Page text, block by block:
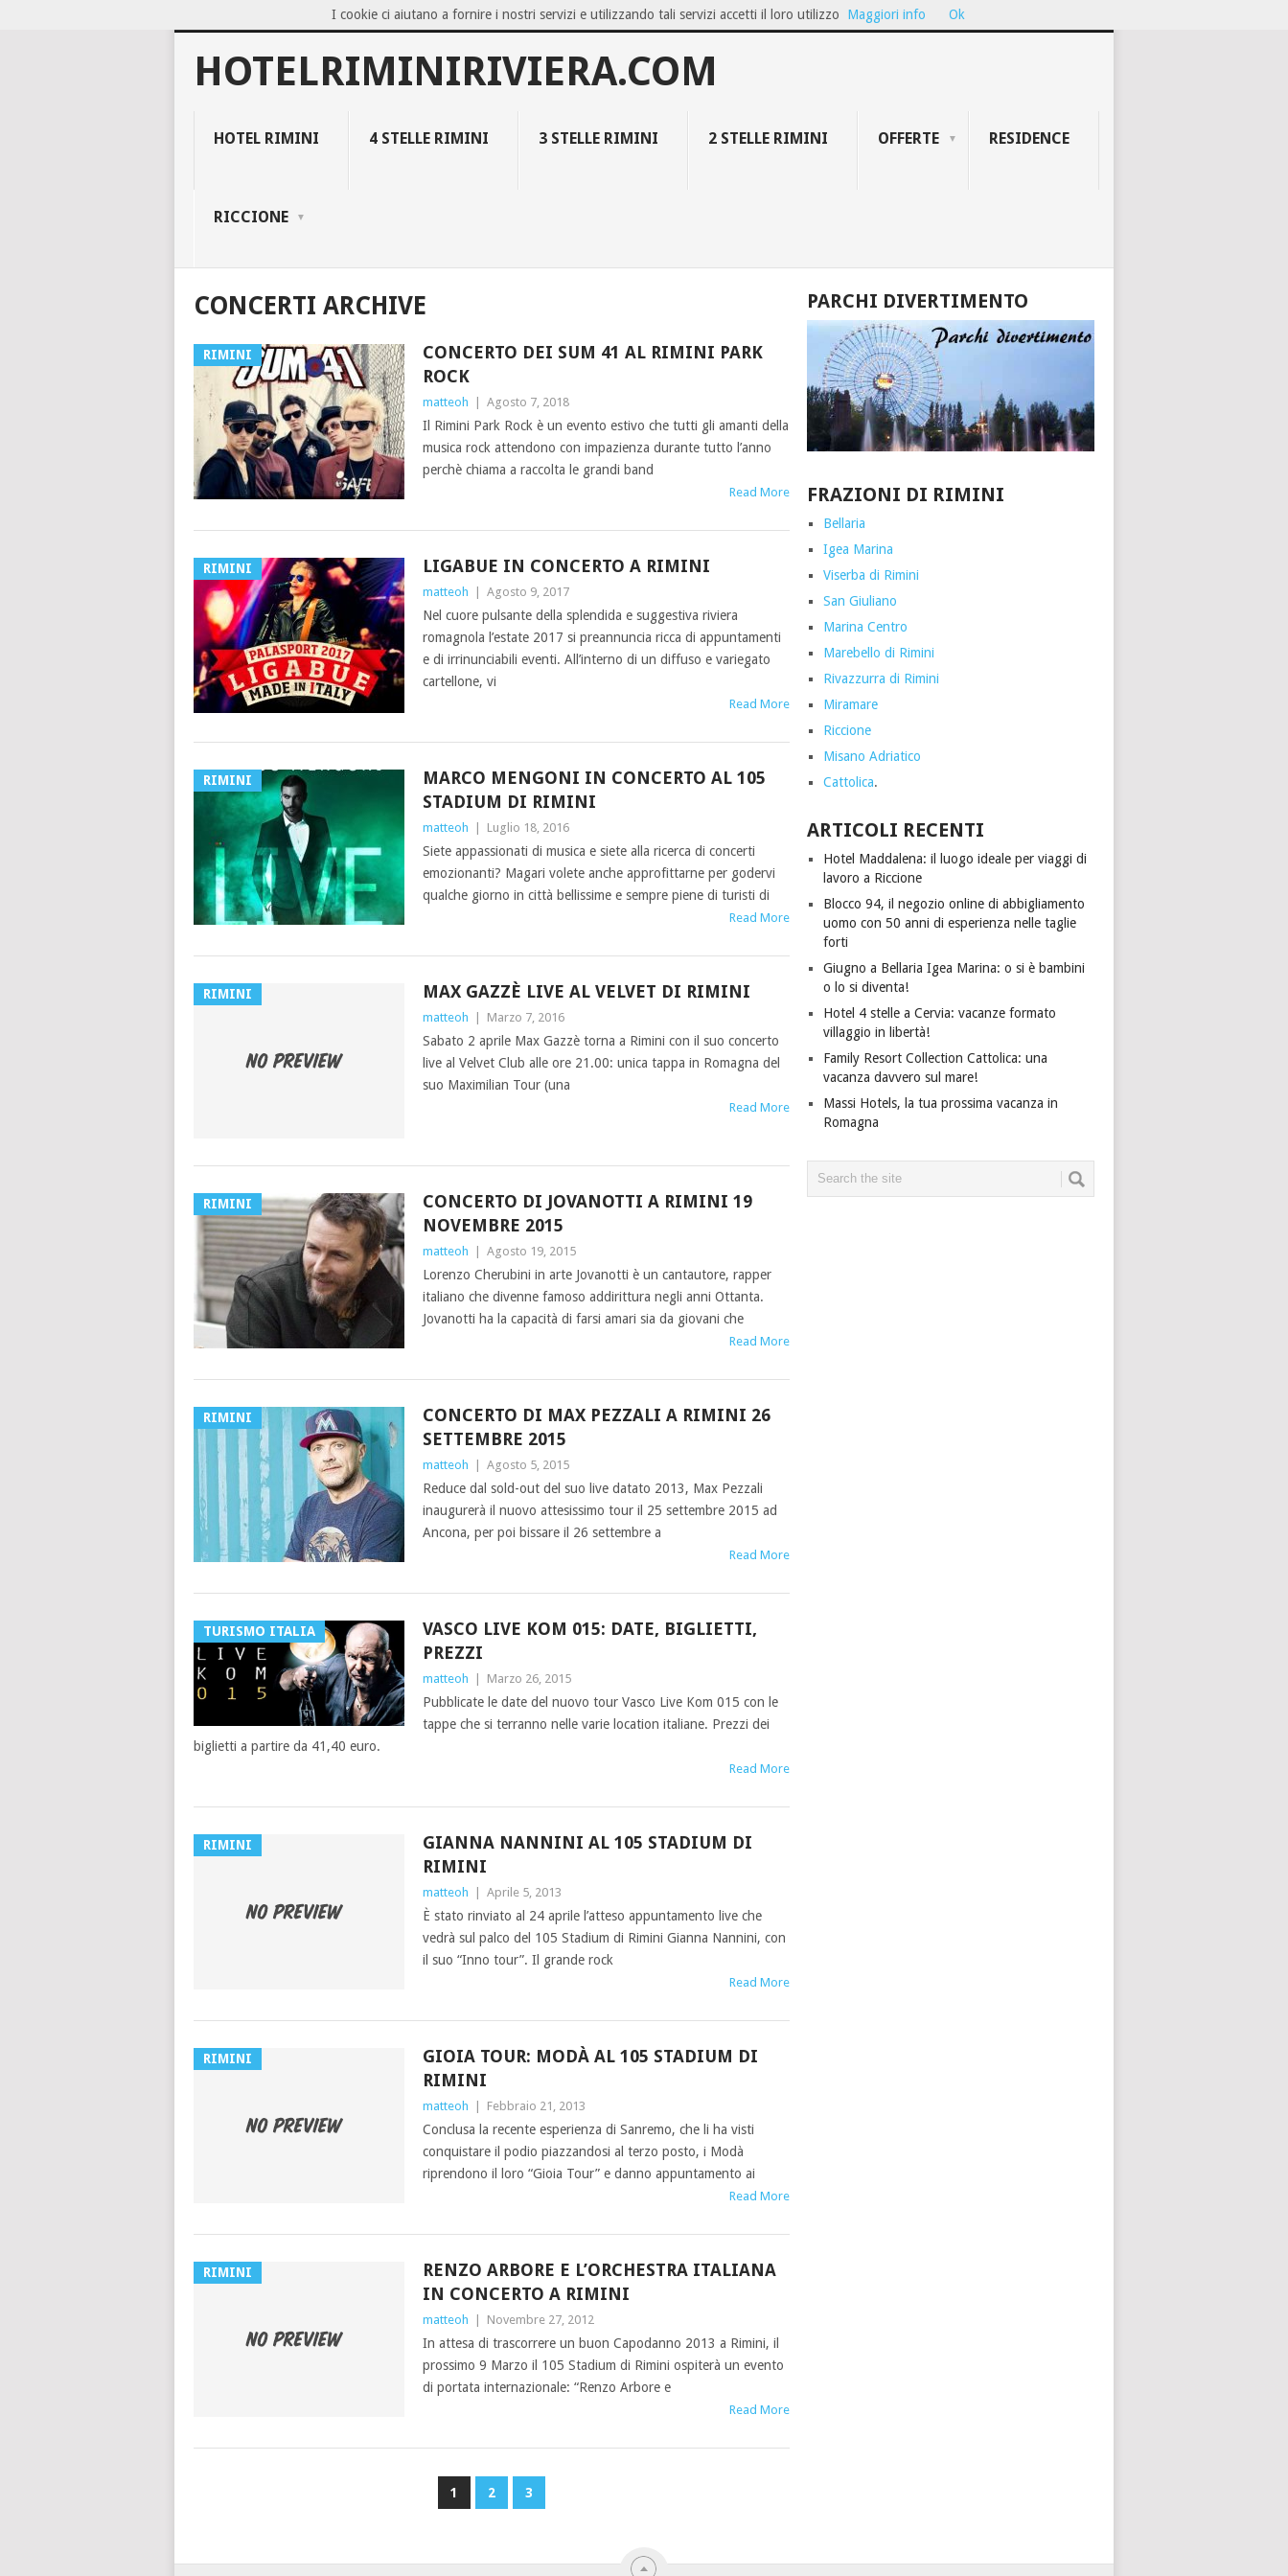
BLOCCO 94, IL NEGOZIO ON... GIUGNO A BELLARIA IGEA M... FAMILY RESORT COLLECTION... TEATRO GALLI DI RIMINI: ...
HOTELRIMINIRIVIERA.COM
HOTEL RIMINI 4 STELLE RIMINI 3 STELLE RIMINI 2 STELLE RIMINI OFFERTE RESIDENCE
RICCIONE
CONCERTI ARCHIVE
RIMINI
CONCERTO DEI SUM 41 AL RIMINI PARK
ROCK
matteoh Agosto 7, 2018
Il Rimini Park Rock è un evento estivo che tutti gli amanti della
musica rock attendono con impazienza durante tutto l’anno
perchè chiama a raccolta le grandi band
Read More
RIMINI LIGABUE IN CONCERTO A RIMINI
matteoh Agosto 9, 2017
Nel cuore pulsante della splendida e suggestiva riviera
romagnola l’estate 2017 si preannuncia ricca di appuntamenti
e di irrinunciabili eventi. All’interno di un diffuso e variegato
cartellone, vi
Read More
RIMINI
MARCO MENGONI IN CONCERTO AL 105
STADIUM DI RIMINI
matteoh Luglio 18, 2016
Siete appassionati di musica e siete alla ricerca di concerti
emozionanti? Magari volete anche approfittarne per godervi
qualche giorno in città bellissime e sempre piene di turisti di
Read More
RIMINI MAX GAZZÈ LIVE AL VELVET DI RIMINI
matteoh Marzo 7, 2016
Sabato 2 aprile Max Gazzè torna a Rimini con il suo concerto
live al Velvet Club alle ore 21.00: unica tappa in Romagna del
suo Maximilian Tour (una
Read More
RIMINI
CONCERTO DI JOVANOTTI A RIMINI 19
NOVEMBRE 2015
matteoh Agosto 19, 2015
Lorenzo Cherubini in arte Jovanotti è un cantautore, rapper
italiano che divenne famoso addirittura negli anni Ottanta.
Jovanotti ha la capacità di farsi amari sia da giovani che
Read More
RIMINI
CONCERTO DI MAX PEZZALI A RIMINI 26
SETTEMBRE 2015
matteoh Agosto 5, 2015
Reduce dal sold-out del suo live datato 2013, Max Pezzali
inaugurerà il nuovo attesissimo tour il 25 settembre 2015 ad
Ancona, per poi bissare il 26 settembre a
Read More
TURISMO ITALIA
VASCO LIVE KOM 015: DATE, BIGLIETTI,
PREZZI
matteoh Marzo 26, 2015
Pubblicate le date del nuovo tour Vasco Live Kom 015 con le
tappe che si terranno nelle varie location italiane. Prezzi dei
biglietti a partire da 41,40 euro.
Read More
RIMINI
GIANNA NANNINI AL 105 STADIUM DI
RIMINI
matteoh Aprile 5, 2013
È stato rinviato al 24 aprile l’atteso appuntamento live che
vedrà sul palco del 105 Stadium di Rimini Gianna Nannini, con
il suo “Inno tour”. Il grande rock
Read More
RIMINI
GIOIA TOUR: MODÀ AL 105 STADIUM DI
RIMINI
matteoh Febbraio 21, 2013
Conclusa la recente esperienza di Sanremo, che li ha visti
conquistare il podio piazzandosi al terzo posto, i Modà
riprendono il loro “Gioia Tour” e danno appuntamento ai
Read More
RIMINI
RENZO ARBORE E L’ORCHESTRA ITALIANA
IN CONCERTO A RIMINI
matteoh Novembre 27, 2012
In attesa di trascorrere un buon Capodanno 2013 a Rimini, il
prossimo 9 Marzo il 105 Stadium di Rimini ospiterà un evento
di portata internazionale: “Renzo Arbore e
Read More
1 2 3
PARCHI DIVERTIMENTO
FRAZIONI DI RIMINI
Bellaria
Igea Marina
Viserba di Rimini
San Giuliano
Marina Centro
Marebello di Rimini
Rivazzurra di Rimini
Miramare
Riccione
Misano Adriatico
Cattolica.
ARTICOLI RECENTI
Hotel Maddalena: il luogo ideale per viaggi di
lavoro a Riccione
Blocco 94, il negozio online di abbigliamento
uomo con 50 anni di esperienza nelle taglie
forti
Giugno a Bellaria Igea Marina: o si è bambini
o lo si diventa!
Hotel 4 stelle a Cervia: vacanze formato
villaggio in libertà!
Family Resort Collection Cattolica: una
vacanza davvero sul mare!
Massi Hotels, la tua prossima vacanza in
Romagna
I cookie ci aiutano a fornire i nostri servizi e utilizzando tali servizi accetti il loro utilizzo Maggiori info Ok